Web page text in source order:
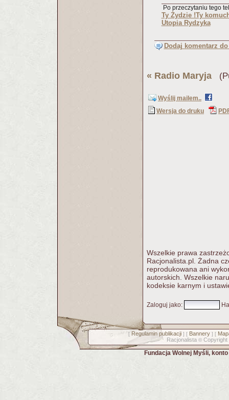
Po przeczytaniu tego
Ty Żydzie !Ty
Utopia Rydzyka
Dodaj komentarz
« Radio Maryja
Wyślij mailem..
Wersja do druku
Wszelkie prawa
Racjonalista.pl. Żadna
reprodukowana ani
autorskich. Wszelkie
kodeksie karnym i
Zaloguj jako:
[ Regulamin publikacji] [ Bannery] [
Racjonalista © Copyright
Fundacja Wolnej Myśli,